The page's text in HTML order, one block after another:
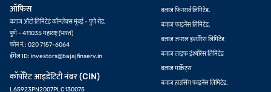
ऑफिस
बजाज ऑटो लिमिटेड कॉम्प्लेक्स मुंबई - पुणे रोड,
पुणे - 411035 महाराष्ट्र (भारत)
फोन नं.: 020 7157-6064
ईमेल ID: investors@bajajfinserv.in
कॉर्पोरेट आइडेंटिटी नंबर (CIN)
L65923PN2007PLC130075
बजाज फिनसर्व लिमिटेड.
बजाज फाइनेंस लिमिटेड.
बजाज जनरल इंश्योरेंस लिमिटेड
बजाज लाइफ इंश्योरेंस लिमिटेड
बजाज मार्केट्स
बजाज हाउसिंग फाइनेंस लिमिटेड.